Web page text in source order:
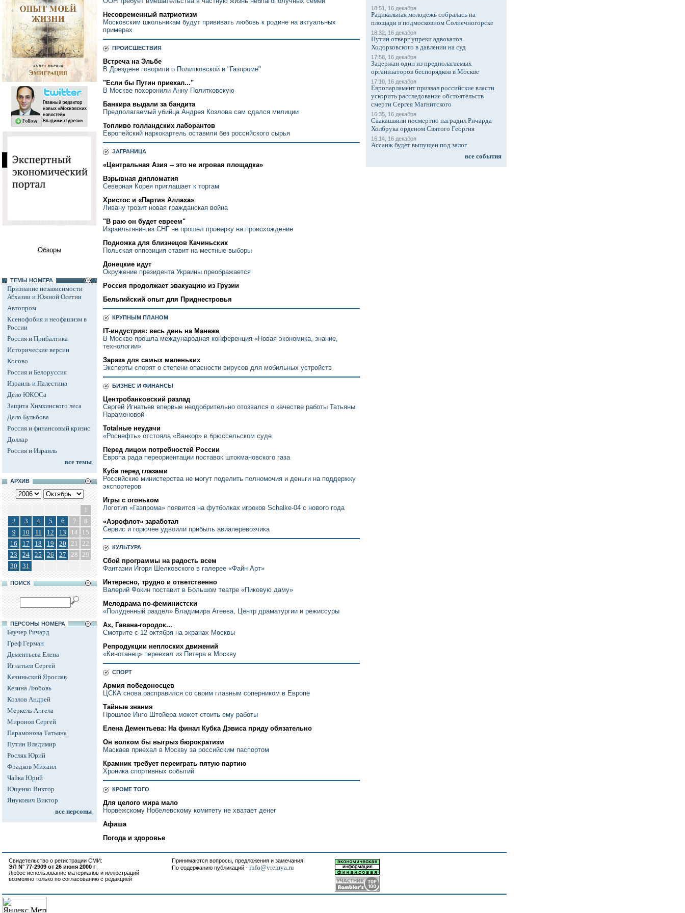
Обзоры
ТЕМЫ НОМЕРА
Признание независимости
Абхазии и Южной Осетии
Автопром
Ксенофобия и неофашизм в
России
Россия и Прибалтика
Исторические версии
Косово
Россия и Белоруссия
Израиль и Палестина
Дело ЮКОСа
Защита Химкинского леса
Дело Бульбова
Россия и финансовый кризис
Доллар
Россия и Израиль
все темы
АРХИВ
1
2
3 4 5 6 7
8
9
10 11 12 13 14
15
16
17 18 19 20 21
22
23
24 25 26 27 28 29
30
31
ПОИСК
ПЕРСОНЫ НОМЕРА
Баучер Ричард
Греф Герман
Дементьева Елена
Игнатьев Сергей
Качиньский Ярослав
Кезина Любовь
Козлов Андрей
Меркель Ангела
Миронов Сергей
Парамонова Татьяна
Путин Владимир
Росляк Юрий
Фрадков Михаил
Чайка Юрий
Ющенко Виктор
Янукович Виктор
все персоны
Несовременный патриотизм
Московским школьникам будут прививать любовь к родине на актуальных
примерах
ПРОИСШЕСТВИЯ
Встреча на Эльбе
В Дрездене говорили о Политковской и "Газпроме"
"Если бы Путин приехал..."
В Москве похоронили Анну Политковскую
Банкира выдали за бандита
Предполагаемый убийца Андрея Козлова сам сдался милиции
Топливо голландских лаборантов
Европейский наркокартель оставили без российского сырья
ЗАГРАНИЦА
«Центральная Азия -- это не игровая площадка»
Взрывная дипломатия
Северная Корея приглашает к торгам
Христос и «Партия Аллаха»
Ливану грозит новая гражданская война
"В раю он будет евреем"
Израильтянин из СНГ не прошел проверку на происхождение
Подножка для близнецов Качиньских
Польская оппозиция ставит на местные выборы
Донецкие идут
Окружение президента Украины преображается
Россия продолжает эвакуацию из Грузии
Бельгийский опыт для Приднестровья
КРУПНЫМ ПЛАНОМ
IT-индустрия: весь день на Манеже
В Москве прошла международная конференция «Новая экономика, знание,
технологии»
Зараза для самых маленьких
Эксперты спорят о степени опасности вирусов для мобильных устройств
БИЗНЕС И ФИНАНСЫ
Центробанковский разлад
Сергей Игнатьев впервые неодобрительно отозвался о качестве работы Татьяны
Парамоновой
Totalные неудачи
«Роснефть» отстояла «Ванкор» в брюссельском суде
Перед лицом потребностей России
Европа рада переориентации поставок штокмановского газа
Куба перед глазами
Российские министерства не могут поделить полномочия и деньги на поддержку
экспортеров
Игры с огоньком
Логотип «Газпрома» появится на футболках игроков Schalke-04 с нового года
«Аэрофлот» заработал
Сервис и горючее удвоили прибыль авиаперевозчика
КУЛЬТУРА
Сбой программы на радость всем
Фантазии Игоря Шелковского в галерее «Файн Арт»
Интересно, трудно и ответственно
Валерий Фокин поставит в Большом театре «Пиковую даму»
Мелодрама по-феминистски
«Полуденный раздел» Владимира Агеева, Центр драматургии и режиссуры
Ах, Гавана-городок...
Смотрите с 12 октября на экранах Москвы
Репродукции неплоских движений
«Кинотанец» переехал из Питера в Москву
СПОРТ
Армия победоносцев
ЦСКА снова расправился со своим главным соперником в Европе
Тайные знания
Прошлое Инго Штойера может стоить ему работы
Елена Дементьева: На финал Кубка Дэвиса приду обязательно
Он волком бы выгрыз бюрократизм
Маскаев приехал в Москву за российским паспортом
Крамник требует переиграть пятую партию
Хроника спортивных событий
КРОМЕ ТОГО
Для целого мира мало
Норвежскому Нобелевскому комитету не хватает денег
Афиша
Погода и здоровье
18:51, 16 декабря
Радикальная молодежь собралась на
площади в подмосковном Солнечногорске
18:32, 16 декабря
Путин отверг упреки адвокатов
Ходорковского в давлении на суд
17:58, 16 декабря
Задержан один из предполагаемых
организаторов беспорядков в Москве
17:10, 16 декабря
Европарламент призвал российские власти
ускорить расследование обстоятельств
смерти Сергея Магнитского
16:35, 16 декабря
Саакашвили посмертно наградил Ричарда
Холбрука орденом Святого Георгия
16:14, 16 декабря
Ассанж будет выпущен под залог
все события
Свидетельство о регистрации СМИ:
ЭЛ N° 77-2909 от 26 июня 2000 г
Любое использование материалов и иллюстраций
возможно только по согласованию с редакцией
Принимаются вопросы, предложения и замечания:
По содержанию публикаций - info@vremya.ru